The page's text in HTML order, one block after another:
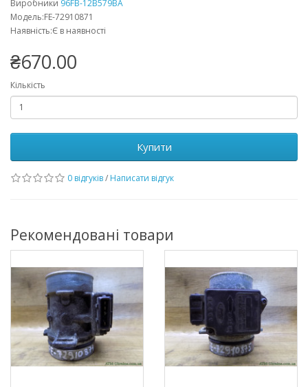
Виробники 96FB-12B579BA
Модель:FE-72910871
Наявність:Є в наявності
₴670.00
Кількість
Купити
0 відгуків/ Написати відгук
Рекомендовані товари